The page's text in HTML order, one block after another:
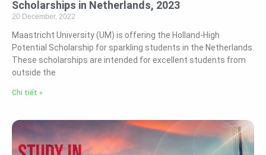
Scholarships in Netherlands, 2023
20 December, 2022
Maastricht University (UM) is offering the Holland-High
Potential Scholarship for sparkling students in the Netherlands.
These scholarships are intended for excellent students from
outside the
Chi tiết »